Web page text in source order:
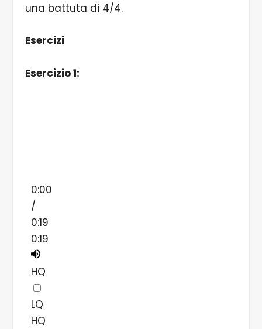
una battuta di 4/4.
Esercizi
Esercizio 1:
0:00
/
0:19
0:19
HQ
LQ
HQ